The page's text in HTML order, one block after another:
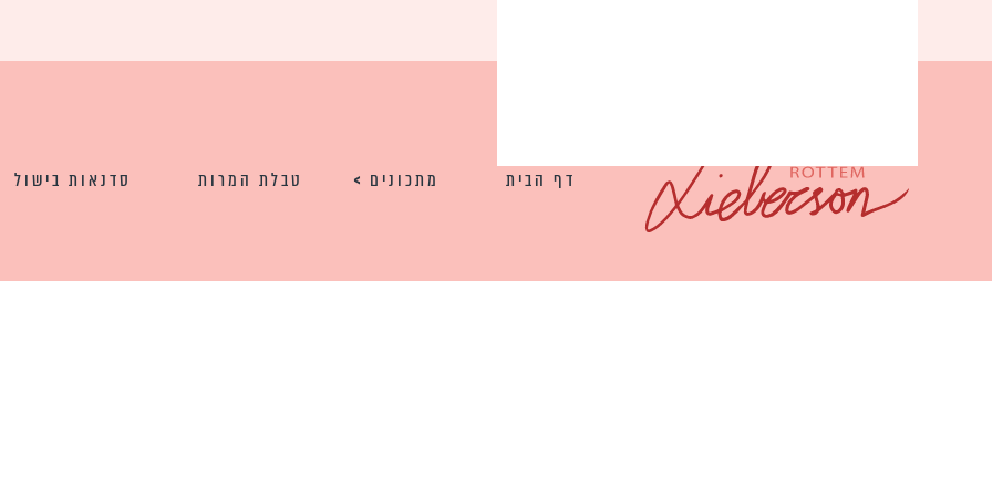
דף הבית מתכונים טבלת המרות סדנאות בישול